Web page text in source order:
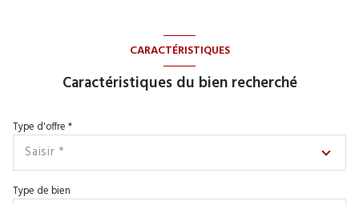
CARACTÉRISTIQUES
Caractéristiques du bien recherché
Type d'offre *
Saisir *
Type de bien